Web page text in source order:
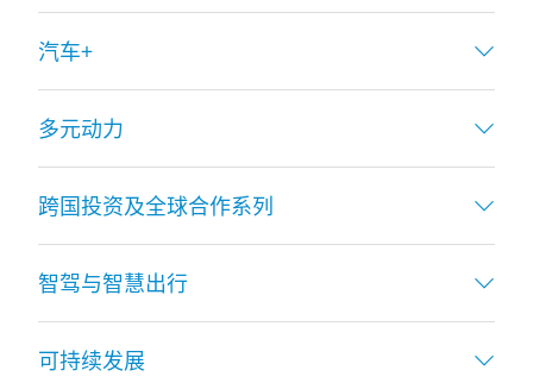
汽车+
多元动力
跨国投资及全球合作系列
智驾与智慧出行
可持续发展